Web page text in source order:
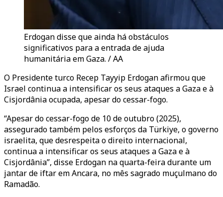
Erdogan disse que ainda há obstáculos
significativos para a entrada de ajuda
humanitária em Gaza. / AA
O Presidente turco Recep Tayyip Erdogan afirmou que
Israel continua a intensificar os seus ataques a Gaza e à
Cisjordânia ocupada, apesar do cessar-fogo.
“Apesar do cessar-fogo de 10 de outubro (2025),
assegurado também pelos esforços da Türkiye, o governo
israelita, que desrespeita o direito internacional,
continua a intensificar os seus ataques a Gaza e à
Cisjordânia”, disse Erdogan na quarta-feira durante um
jantar de iftar em Ancara, no mês sagrado muçulmano do
Ramadão.